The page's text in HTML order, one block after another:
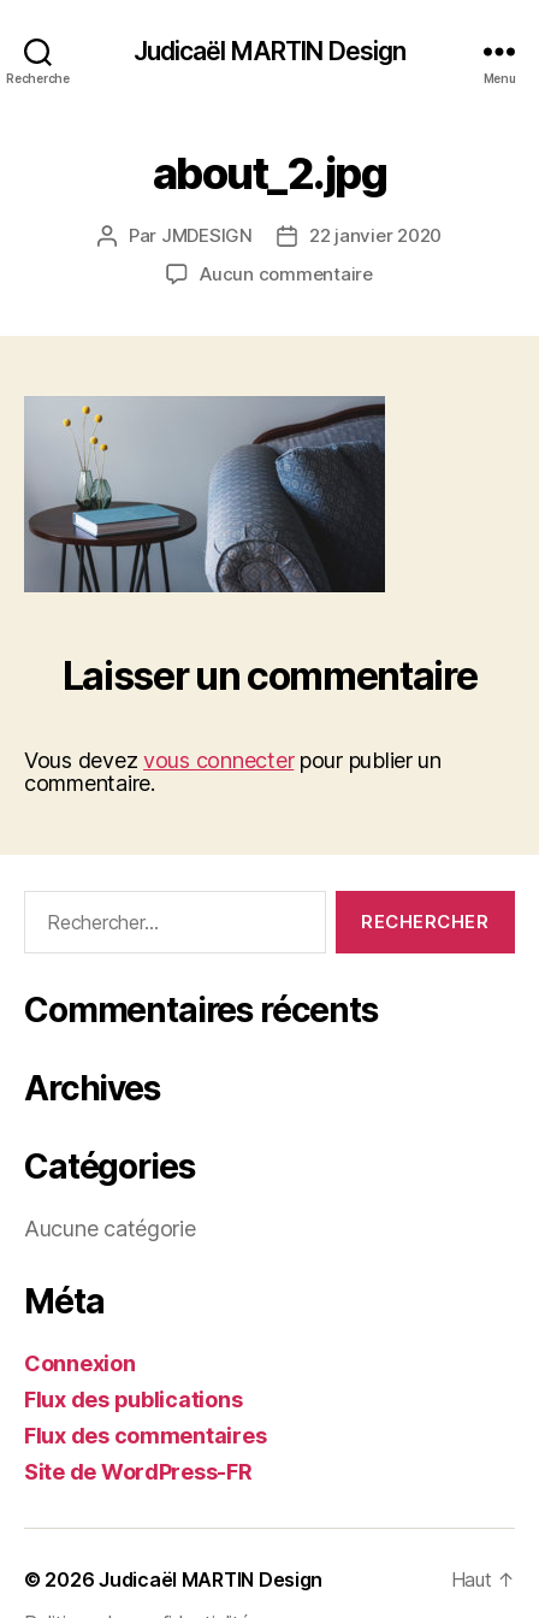
Recherche
Judicaël MARTIN Design
Menu
about_2.jpg
Auteur
Par JMDESIGN
Date22 janvier 2020
Aucun commentairesur
Laisser un commentaire
Vous devezvous connecterpour publier un
commentaire.
Commentaires récents
Archives
Catégories
Aucune catégorie
Méta
Connexion
Flux des publications
Flux des commentaires
Site de WordPress-FR
© 2026Judicaël MARTIN Design
Haut ↑